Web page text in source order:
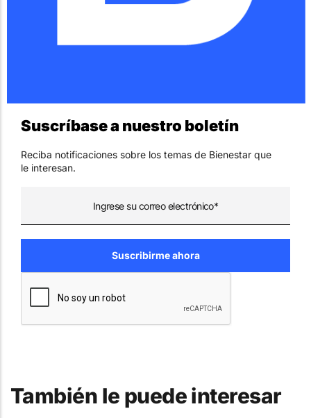
Suscríbase a nuestro boletín
Reciba notificaciones sobre los temas de Bienestar que
le interesan.
También le puede interesar